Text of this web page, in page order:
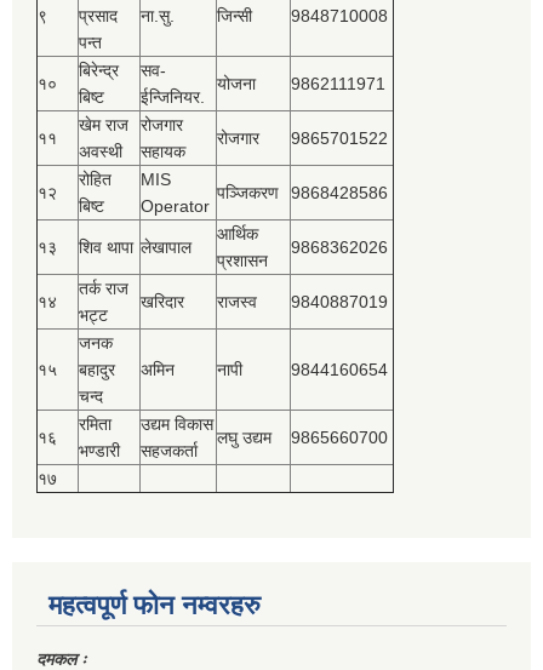
९
प्रसाद
पन्त
ना.सु. जिन्सी 9848710008
१०
बिरेन्द्र
बिष्‍ट
सव-
ईन्जिनियर.
योजना 9862111971
११
खेम राज
अवस्थी
रोजगार
सहायक
रोजगार 9865701522
१२
रोहित
बिष्‍ट
MIS
Operator
पञ्‍जिकरण 9868428586
१३ शिव थापा लेखापाल
आर्थिक
प्रशासन
9868362026
१४
तर्क राज
भट्ट
खरिदार राजस्‍व 9840887019
१५
जनक
बहादुर
चन्द
अमिन नापी 9844160654
१६
रमिता
भण्डारी
उद्यम विकास
सहजकर्ता
लघु उद्यम 9865660700
१७
महत्वपूर्ण फोन नम्वरहरु
दमकल ः